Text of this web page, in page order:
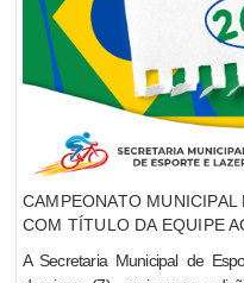
CAMPEONATO
COM TÍTULO DA EQUIPE
A Secretaria Municipal de